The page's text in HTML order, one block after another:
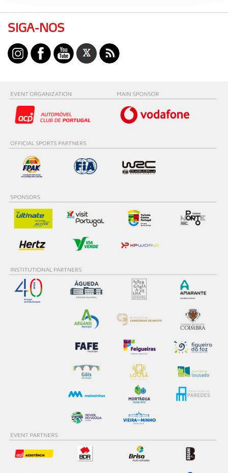
Adicionalmente partilhamos informação, relativa à sua
utilização do nosso site de publicidade e de análise, com
O ACP garantirá que as transferências internacionais de
necessário no contexto dos serviços a prestar.
Realçamos que o bloqueio de certo tipo de Cookies e
experiência de navegação no Website e nos serviços
disponibilizados.
SIGA-NOS